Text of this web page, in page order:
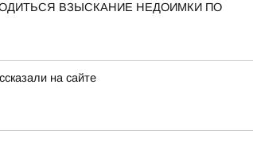
ВЗЫСКАНИЕ НЕДОИМКИ ПО
на сайте